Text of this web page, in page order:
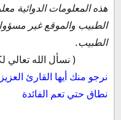
هذه المعلومات الدوائية
الطبيب والموقع غير
الطبيب.
( نسأل الله تعالي
نرجو منك أيها القارئ
نطاق حتي تعم الفائدة